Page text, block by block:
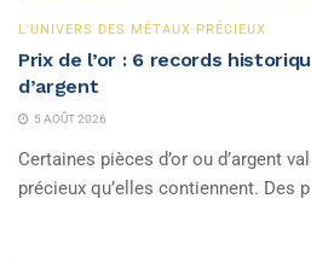
L'UNIVERS DES MÉTAUX PRÉCIEUX
Prix de l’or : 6 records
d’argent
5 AOÛT 2026
Certaines pièces d’or ou d’argent
précieux qu’elles contiennent. Des